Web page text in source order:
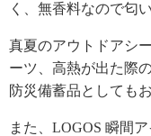
く、無香料なので匂
真夏のアウトドアシ
ーツ、高熱が出た際
防災備蓄品としても
また、LOGOS 瞬間